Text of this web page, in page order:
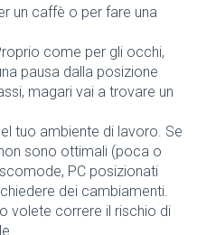
un caffè o per fare una
come per gli occhi,
pausa dalla posizione
magari vai a trovare un
tuo ambiente di lavoro. Se
sono ottimali (poca o
PC posizionati
dei cambiamenti.
volete correre il rischio di